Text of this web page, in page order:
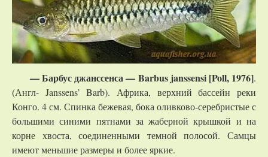
— Барбус джанссенса — Barbus janssensi [Poll, 1976].
(Англ- Janssens’ Barb). Африка, верхний бассейн реки
Конго. 4 см. Спинка бежевая, бока оливково-серебристые с
большими синими пятнами за жаберной крышкой и на
корне хвоста, соединенными темной полосой. Самцы
имеют меньшие размеры и более яркие.